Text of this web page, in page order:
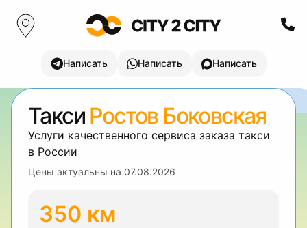
Написать Написать Написать
Такси Ростов Боковская
Услуги качественного сервиса заказа такси
в России
Цены актуальны на 07.08.2026
350 км